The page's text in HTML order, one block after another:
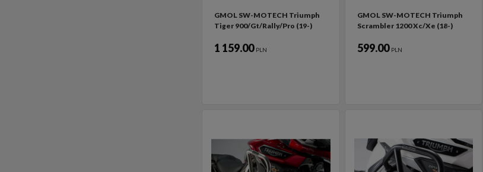
GMOL SW-MOTECH Triumph
Tiger 900/Gt/Rally/Pro (19-)
1 159.00 PLN
GMOL SW-MOTECH Triumph
Scrambler 1200 Xc/Xe (18-)
599.00 PLN